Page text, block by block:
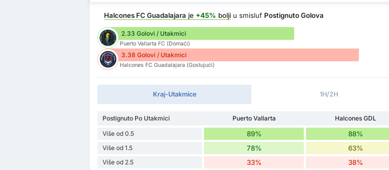
Halcones FC Guadalajara je +45% bolji u smisluf Postignuto Golova
2.33 Golovi / Utakmici
Puerto Vallarta FC (Domaći)
3.38 Golovi / Utakmici
Halcones FC Guadalajara (Gostujući)
Kraj-Utakmice 1H/2H
Postignuto Po Utakmici Puerto Vallarta
Halcones GDL
Više od 0.5
89% 88%
Više od 1.5 78% 63%
Više od 2.5 33% 38%